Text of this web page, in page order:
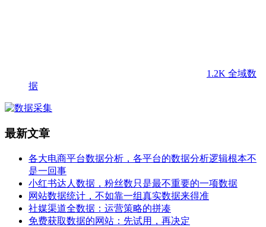
1.2K 全域数
据
最新文章
各大电商平台数据分析，各平台的数据分析逻辑根本不
是一回事
小红书达人数据，粉丝数只是最不重要的一项数据
网站数据统计，不如靠一组真实数据来得准
社媒渠道全数据：运营策略的拼凑
免费获取数据的网站：先试用，再决定